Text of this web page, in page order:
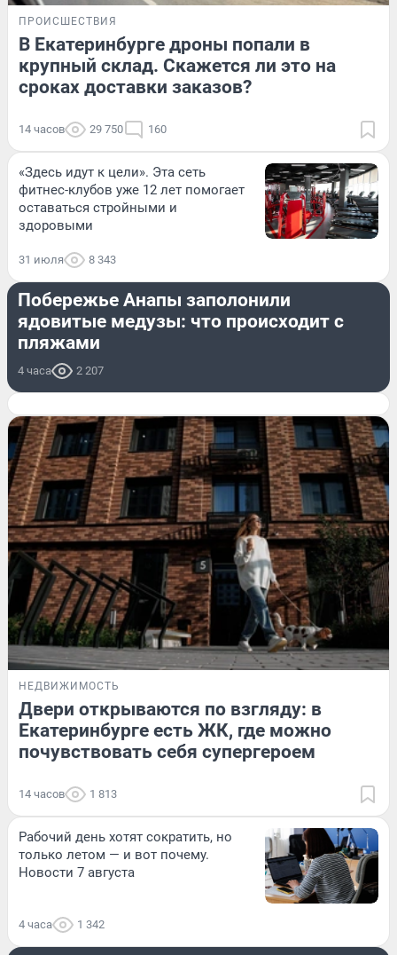
ПРОИСШЕСТВИЯ
В Екатеринбурге дроны попали в
крупный склад. Скажется ли это на
сроках доставки заказов?
14 часов 29 750 160
«Здесь идут к цели». Эта сеть
фитнес-клубов уже 12 лет помогает
оставаться стройными и
здоровыми
31 июля 8 343
ПРОИСШЕСТВИЯ
Побережье Анапы заполонили
ядовитые медузы: что происходит с
пляжами
4 часа 2 207
НЕДВИЖИМОСТЬ
Двери открываются по взгляду: в
Екатеринбурге есть ЖК, где можно
почувствовать себя супергероем
14 часов 1 813
Рабочий день хотят сократить, но
только летом — и вот почему.
Новости 7 августа
4 часа 1 342